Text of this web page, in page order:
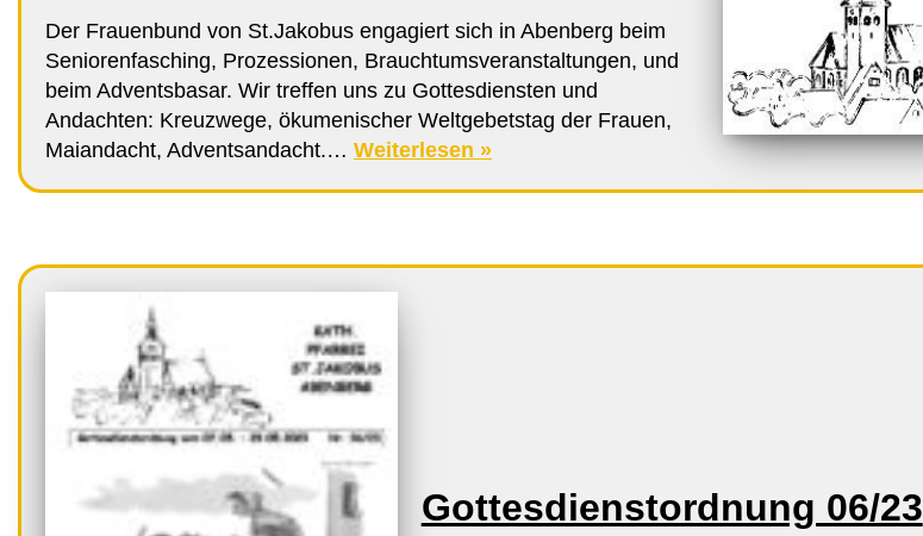
Der Frauenbund von St.Jakobus engagiert sich in Abenberg beim
Seniorenfasching, Prozessionen, Brauchtumsveranstaltungen, und
beim Adventsbasar. Wir treffen uns zu Gottesdiensten und
Andachten: Kreuzwege, ökumenischer Weltgebetstag der Frauen,
Maiandacht, Adventsandacht.… Weiterlesen »
Gottesdienstordnung 06/23